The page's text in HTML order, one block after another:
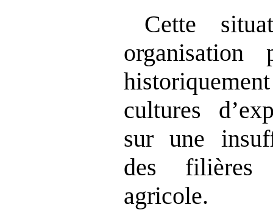
Cette
organisation
cultures
sur une
des filières
agricole.